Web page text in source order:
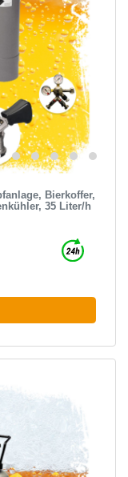
Bierkoffer,
35 Liter/h